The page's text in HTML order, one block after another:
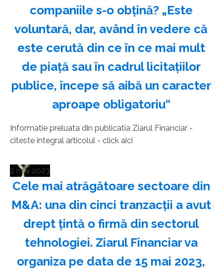
companiile s-o obţină? „Este
voluntară, dar, având în vedere că
este cerută din ce în ce mai mult
de piaţă sau în cadrul licitaţiilor
publice, începe să aibă un caracter
aproape obligatoriu“
Informatie preluata din publicatia Ziarul Financiar -
citeste integral articolul - click aici
2 mai 2023
Cele mai atrăgătoare sectoare din
M&A: una din cinci tranzacţii a avut
drept ţintă o firmă din sectorul
tehnologiei. Ziarul Financiar va
organiza pe data de 15 mai 2023,